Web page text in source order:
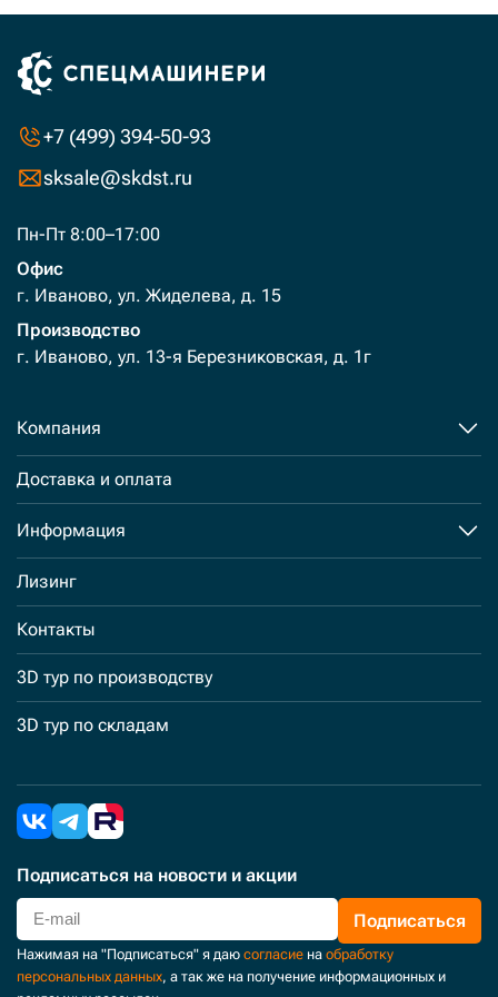
+7 (499) 394-50-93
sksale@skdst.ru
Пн-Пт 8:00–17:00
Офис
г. Иваново, ул. Жиделева, д. 15
Производство
г. Иваново, ул. 13-я Березниковская, д. 1г
Компания
Доставка и оплата
Информация
Лизинг
Контакты
3D тур по производству
3D тур по складам
Подписаться на новости и акции
Подписаться
Нажимая на "Подписаться" я даю согласие на обработку
персональных данных, а так же на получение информационных и